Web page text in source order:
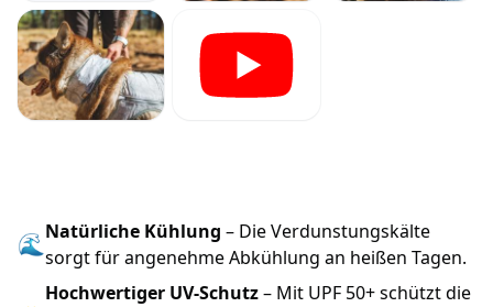
🌊Natürliche Kühlung – Die Verdunstungskälte
sorgt für angenehme Abkühlung an heißen Tagen.
Hochwertiger UV-Schutz– Mit UPF 50+ schützt die